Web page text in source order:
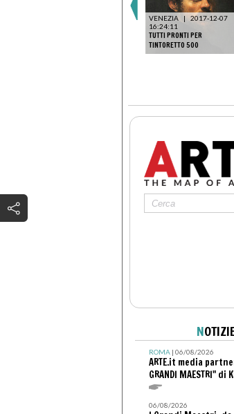
VENEZIA |
2017-12-07
16:24:11
TUTTI PRONTI PER
TINTORETTO 500
N
ROMA| 06/08/2026
ARTE.it media
GRANDI MAESTRI" di
06/08/2026